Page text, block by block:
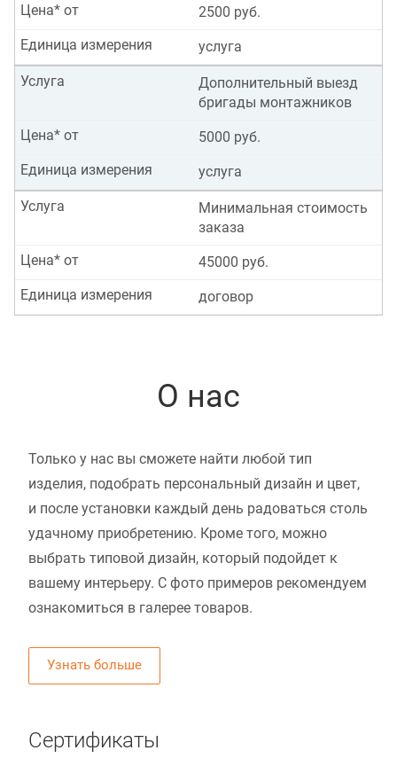
2500 руб.
Цена* от
услуга
Единица измерения
Дополнительный выезд
бригады монтажников
Услуга
5000 руб.
Цена* от
услуга
Единица измерения
Минимальная стоимость
заказа
Услуга
45000 руб.
Цена* от
договор
Единица измерения
О нас
Только у нас вы сможете найти любой тип
изделия, подобрать персональный дизайн и цвет,
и после установки каждый день радоваться столь
удачному приобретению. Кроме того, можно
выбрать типовой дизайн, который подойдет к
вашему интерьеру. С фото примеров рекомендуем
ознакомиться в галерее товаров.
Узнать больше
Сертификаты